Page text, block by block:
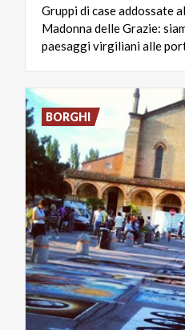
Gruppi di case addossate
Madonna delle Grazie:
paesaggi virgiliani alle
BORGHI